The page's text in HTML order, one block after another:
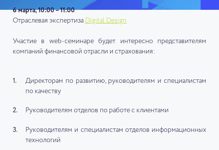
6 марта, 10:00 – 11:00
Отраслевая экспертиза Digital Design
Участие в web-семинаре будет интересно представителям
компаний финансовой отрасли и страхования:
Директорам по развитию, руководителям и специалистам
по качеству
Руководителям отделов по работе с клиентами
Руководителям и специалистам отделов информационных
технологий